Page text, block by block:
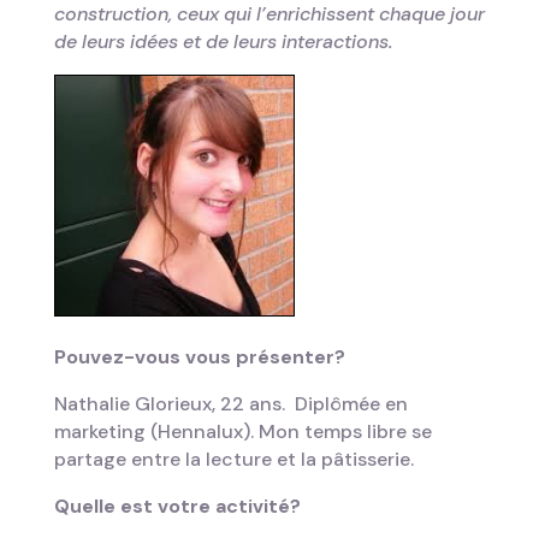
construction, ceux qui l’enrichissent chaque jour
de leurs idées et de leurs interactions.
Pouvez-vous vous présenter?
Nathalie Glorieux, 22 ans. Diplômée en
marketing (Hennalux). Mon temps libre se
partage entre la lecture et la pâtisserie.
Quelle est votre activité?